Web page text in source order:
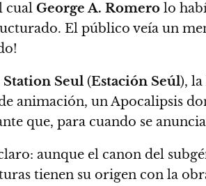
cual George A. Romero lo
El público veía un
Station Seul (Estación Seúl),
animación, un Apocalipsis
que, para cuando se
aunque el canon del
tienen su origen con la